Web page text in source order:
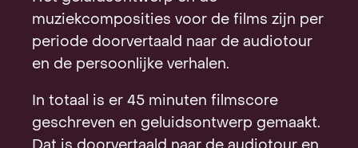
muziekcomposities voor de films zijn per
periode doorvertaald naar de audiotour
en de persoonlijke verhalen.
In totaal is er 45 minuten filmscore
geschreven en geluidsontwerp gemaakt.